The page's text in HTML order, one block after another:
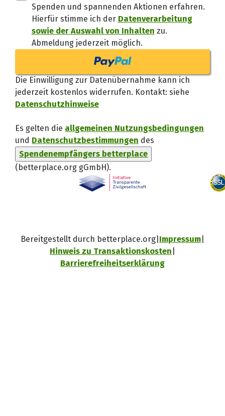
Spenden und spannenden Aktionen erfahren.
Hierfür stimme ich der Datenverarbeitung
sowie der Auswahl von Inhalten zu.
Abmeldung jederzeit möglich.
Die Einwilligung zur Datenübernahme kann ich
jederzeit kostenlos widerrufen. Kontakt: siehe
Datenschutzhinweise
Es gelten die allgemeinen Nutzungsbedingungen
und Datenschutzbestimmungen des
Spendenempfängers betterplace
(betterplace.org gGmbH).
Bereitgestellt durch betterplace.org Impressum
Hinweis zu Transaktionskosten
Barrierefreiheitserklärung